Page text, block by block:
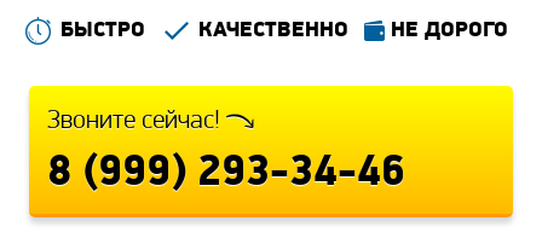
БЫСТРО КАЧЕСТВЕННО НЕ ДОРОГО
Звоните сейчас!
8 (999) 293-34-46